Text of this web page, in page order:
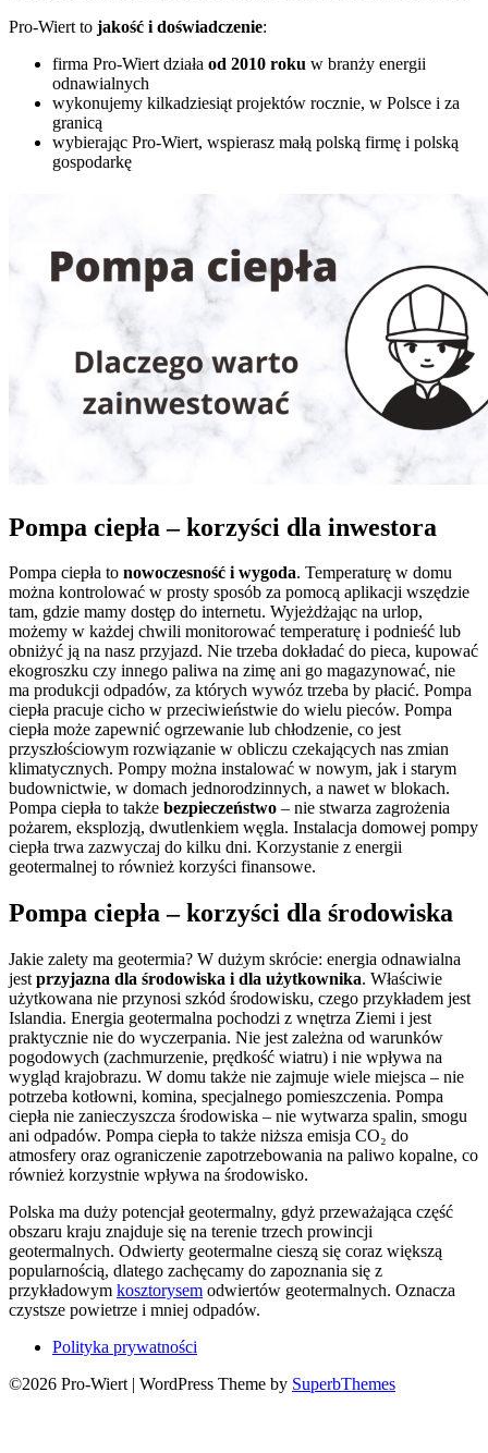
Pro-Wiert to jakość i doświadczenie:
firma Pro-Wiert działa od 2010 roku w branży energii
odnawialnych
wykonujemy kilkadziesiąt projektów rocznie, w Polsce i za
granicą
wybierając Pro-Wiert, wspierasz małą polską firmę i polską
gospodarkę
Pompa ciepła – korzyści dla inwestora
Pompa ciepła to nowoczesność i wygoda. Temperaturę w domu
można kontrolować w prosty sposób za pomocą aplikacji wszędzie
tam, gdzie mamy dostęp do internetu. Wyjeżdżając na urlop,
możemy w każdej chwili monitorować temperaturę i podnieść lub
obniżyć ją na nasz przyjazd. Nie trzeba dokładać do pieca, kupować
ekogroszku czy innego paliwa na zimę ani go magazynować, nie
ma produkcji odpadów, za których wywóz trzeba by płacić. Pompa
ciepła pracuje cicho w przeciwieństwie do wielu pieców. Pompa
ciepła może zapewnić ogrzewanie lub chłodzenie, co jest
przyszłościowym rozwiązanie w obliczu czekających nas zmian
klimatycznych. Pompy można instalować w nowym, jak i starym
budownictwie, w domach jednorodzinnych, a nawet w blokach.
Pompa ciepła to także bezpieczeństwo – nie stwarza zagrożenia
pożarem, eksplozją, dwutlenkiem węgla. Instalacja domowej pompy
ciepła trwa zazwyczaj do kilku dni. Korzystanie z energii
geotermalnej to również korzyści finansowe.
Pompa ciepła – korzyści dla środowiska
Jakie zalety ma geotermia? W dużym skrócie: energia odnawialna
jest przyjazna dla środowiska i dla użytkownika. Właściwie
użytkowana nie przynosi szkód środowisku, czego przykładem jest
Islandia. Energia geotermalna pochodzi z wnętrza Ziemi i jest
praktycznie nie do wyczerpania. Nie jest zależna od warunków
pogodowych (zachmurzenie, prędkość wiatru) i nie wpływa na
wygląd krajobrazu. W domu także nie zajmuje wiele miejsca – nie
potrzeba kotłowni, komina, specjalnego pomieszczenia. Pompa
ciepła nie zanieczyszcza środowiska – nie wytwarza spalin, smogu
ani odpadów. Pompa ciepła to także niższa emisja CO₂ do
atmosfery oraz ograniczenie zapotrzebowania na paliwo kopalne, co
również korzystnie wpływa na środowisko.
Polska ma duży potencjał geotermalny, gdyż przeważająca część
obszaru kraju znajduje się na terenie trzech prowincji
geotermalnych. Odwierty geotermalne cieszą się coraz większą
popularnością, dlatego zachęcamy do zapoznania się z
przykładowym kosztorysem odwiertów geotermalnych. Oznacza
czystsze powietrze i mniej odpadów.
Polityka prywatności
©2026 Pro-Wiert | WordPress Theme by SuperbThemes